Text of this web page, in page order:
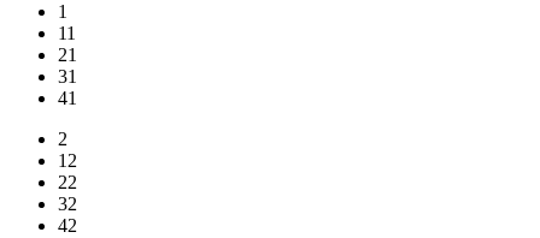
1
11
21
31
41
2
12
22
32
42